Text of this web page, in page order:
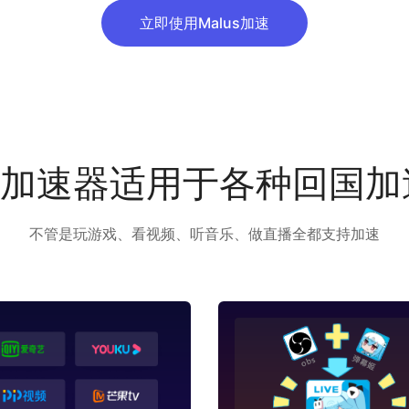
立即使用Malus加速
速器适用于各种回国
不管是玩游戏、看视频、听音乐、做直播全都支持加速